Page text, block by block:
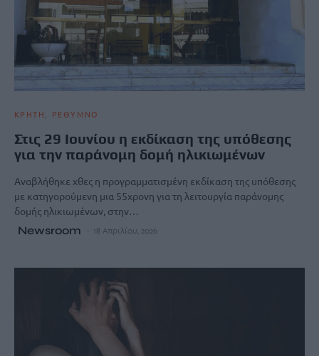
ΚΡΗΤΗ ΡΕΘΥΜΝΟ
Στις 29 Ιουνίου η εκδίκαση της υπόθεσης
για την παράνομη δομή ηλικιωμένων
Αναβλήθηκε χθες η προγραμματισμένη εκδίκαση της υπόθεσης
με κατηγορούμενη μια 55χρονη για τη λειτουργία παράνομης
δομής ηλικιωμένων, στην…
Newsroom 18 Απριλίου, 2026